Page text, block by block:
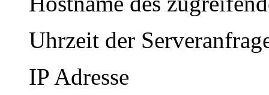
Uhrzeit der
IP Adresse